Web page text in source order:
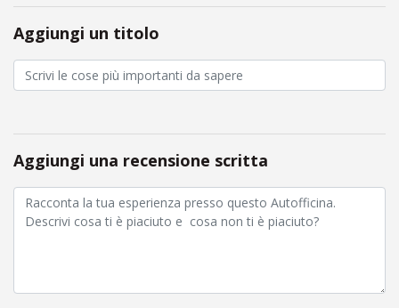
Aggiungi un titolo
Aggiungi una recensione scritta